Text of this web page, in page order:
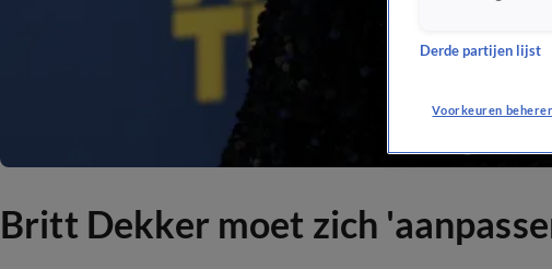
Britt Dekker moet zich
Derde partijen lijst
Voorkeuren